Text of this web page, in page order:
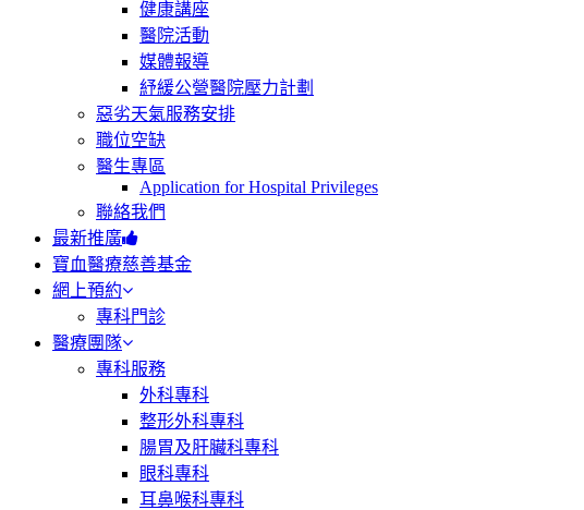
健康講座
醫院活動
媒體報導
紓緩公營醫院壓力計劃
惡劣天氣服務安排
職位空缺
醫生專區
Application for Hospital Privileges
聯絡我們
最新推廣
寶血醫療慈善基金
網上預約
專科門診
醫療團隊
專科服務
外科專科
整形外科專科
腸胃及肝臟科專科
眼科專科
耳鼻喉科專科